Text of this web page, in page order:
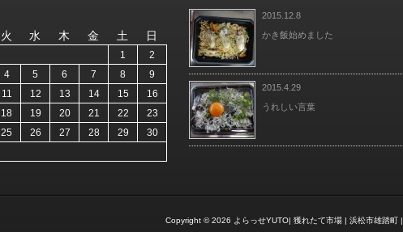
火 水 木 金 土 日
1
2
4 5 6 7 8
9
11 12 13 14 15
16
18 19 20 21 22
23
25 26 27 28 29
30
2015.12.8
かき飯始めました
2015.4.29
うれしい言葉
Copyright © 2026 よらっせYUTO| 獲れたて市場 | 浜松市雄踏町 |